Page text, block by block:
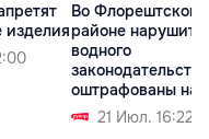
изделия
Во Флорештском
районе
водного
законодательства
оштрафованы на
тыс. леев
21 Июл. 16:22